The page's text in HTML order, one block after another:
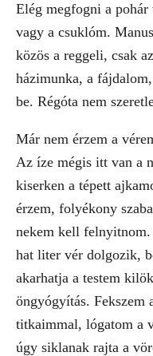
Elég megfogni a
vagy a csuklóm.
közös a reggeli, csak
házimunka, a
be. Régóta nem
Már nem érzem a
Az íze mégis itt van a
kiserken a tépett
érzem, folyékony
nekem kell felnyitnom.
hat liter vér dolgozik,
akarhatja a testem
öngyógyítás. Fekszem
titkaimmal, lógatom a
úgy siklanak rajta a